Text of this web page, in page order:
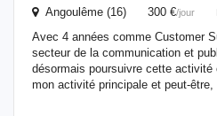
Angoulême (16) 300 €/jour
Avec 4 années comme Customer
secteur de la communication et
désormais poursuivre cette activité
mon activité principale et peut-